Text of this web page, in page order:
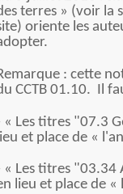
terres » (voir la
oriente les
: cette
CCTB 01.10. Il
« Les titres "07.3
lieu et place de «
« Les titres "03.34
lieu et place de «